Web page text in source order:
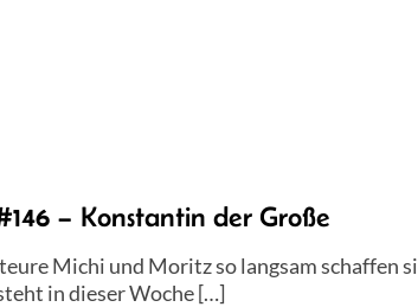
– Konstantin der Große
Michi und Moritz so langsam schaffen
in dieser Woche […]